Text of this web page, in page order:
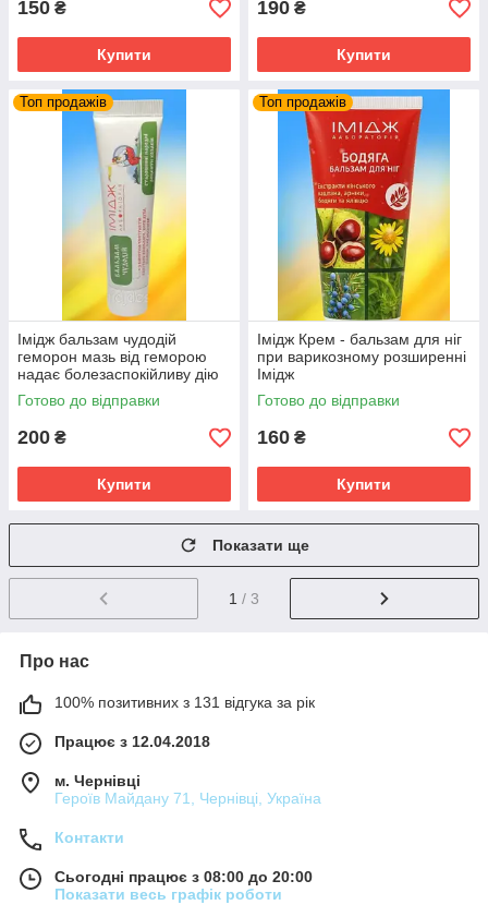
150 ₴
Купити
190 ₴
Купити
Топ продажів
Імідж бальзам чудодій
геморон мазь від геморою
надає болезаспокійливу дію
при лікуванні геморою
Готово до відправки
200 ₴
Купити
Топ продажів
Імідж Крем - бальзам для ніг
при варикозному розширенні
Імідж
Готово до відправки
160 ₴
Купити
Показати ще
1 / 3
Про нас
100% позитивних з 131 відгука за рік
Працює з 12.04.2018
м. Чернівці
Героїв Майдану 71, Чернівці, Україна
Контакти
Сьогодні працює з 08:00 до 20:00
Показати весь графік роботи